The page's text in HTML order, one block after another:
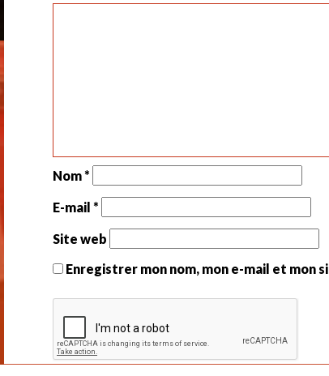
Nom*
E-mail*
Site web
Enregistrer mon nom, mon e-mail et mon